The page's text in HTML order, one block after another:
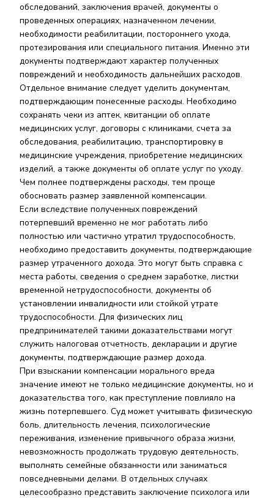
обследований, заключения врачей, документы о
проведенных операциях, назначенном лечении,
необходимости реабилитации, постороннего ухода,
протезирования или специального питания. Именно эти
документы подтверждают характер полученных
повреждений и необходимость дальнейших расходов.
Отдельное внимание следует уделить документам,
подтверждающим понесенные расходы. Необходимо
сохранять чеки из аптек, квитанции об оплате
медицинских услуг, договоры с клиниками, счета за
обследования, реабилитацию, транспортировку в
медицинские учреждения, приобретение медицинских
изделий, а также документы об оплате услуг по уходу.
Чем полнее подтверждены расходы, тем проще
обосновать размер заявленной компенсации.
Если вследствие полученных повреждений
потерпевший временно не мог работать либо
полностью или частично утратил трудоспособность,
необходимо предоставить документы, подтверждающие
размер утраченного дохода. Это могут быть справка с
места работы, сведения о среднем заработке, листки
временной нетрудоспособности, документы об
установлении инвалидности или стойкой утрате
трудоспособности. Для физических лиц
предпринимателей такими доказательствами могут
служить налоговая отчетность, декларации и другие
документы, подтверждающие размер дохода.
При взыскании компенсации морального вреда
значение имеют не только медицинские документы, но и
доказательства того, как преступление повлияло на
жизнь потерпевшего. Суд может учитывать физическую
боль, длительность лечения, психологические
переживания, изменение привычного образа жизни,
невозможность продолжать трудовую деятельность,
выполнять семейные обязанности или заниматься
повседневными делами. В отдельных случаях
целесообразно представить заключение психолога или